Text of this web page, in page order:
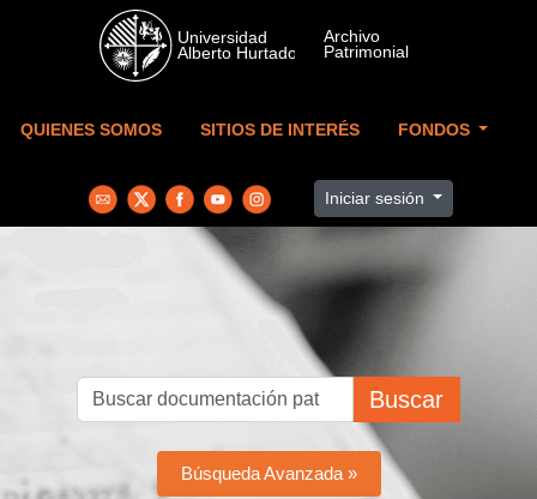
Skip to main content
QUIENES SOMOS SITIOS DE INTERÉS FONDOS
Iniciar sesión
Buscar
Búsqueda Avanzada »